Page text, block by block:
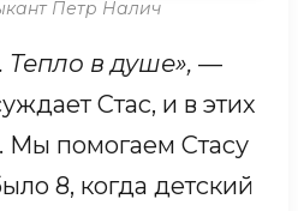
не на свое место.
детям надевать
куртки, любила
Петр Налич
Тепло в душе», —
Стас, и в этих
Мы помогаем Стасу
8, когда детский